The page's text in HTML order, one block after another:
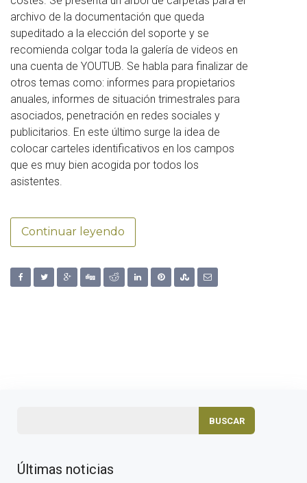
archivo de la documentación que queda
supeditado a la elección del soporte y se
recomienda colgar toda la galería de videos en
una cuenta de YOUTUB. Se habla para finalizar de
otros temas como: informes para propietarios
anuales, informes de situación trimestrales para
asociados, penetración en redes sociales y
publicitarios. En este último surge la idea de
colocar carteles identificativos en los campos
que es muy bien acogida por todos los
asistentes.
Continuar leyendo
Últimas noticias